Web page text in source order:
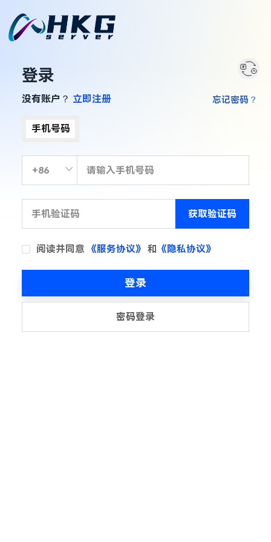
登录
没有账户？ 立即注册
手机号码
获取验证码
阅读并同意 《服务协议》 和 《隐私协议》
忘记密码？
登录
密码登录